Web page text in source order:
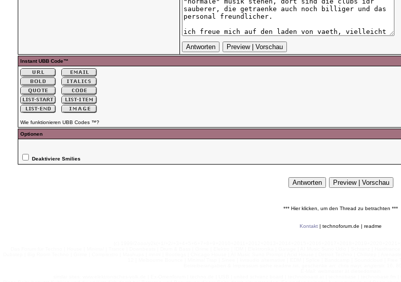
Instant UBB Code™
Wie funktionieren UBB Codes ™?
Optionen
Deaktiviere Smilies
*** Hier klicken, um den Thread zu betrachten ***
Kontakt | technoforum.de | readme